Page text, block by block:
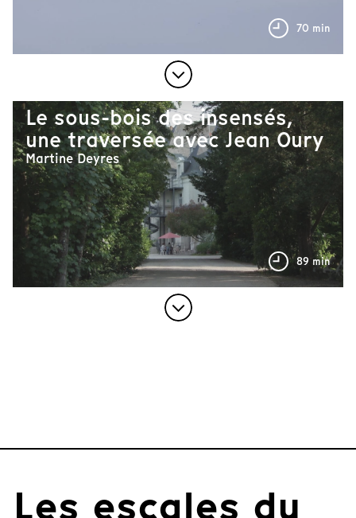
70 min
Le sous-bois des insensés,
une traversée avec Jean Oury
Martine Deyres
89 min